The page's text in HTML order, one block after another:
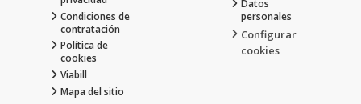
Condiciones de
contratación
Política de
cookies
Viabill
Mapa del sitio
Datos
personales
Configurar
cookies